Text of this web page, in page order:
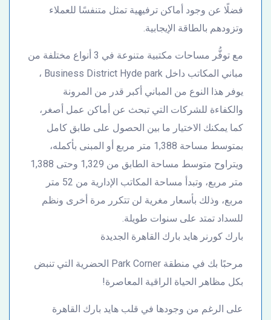
فضلًا عن وجود أماكن ترفيهية تمثل متنفسًا للعملاء
وتزودهم بالطاقة الإيجابية.
مع توفُّر مساحات مكتبية متنوعة في 3 أنواع مختلفة من
مباني المكاتب داخل Business District Hyde park ،
يوفر هذا النوع من المباني أكبر قدر من المرونة
والكفاءة للشركات التي تبحث عن أماكن عمل أصغر،
كما يمكنك الاختيار ما بين الحصول على طابق كامل
بمتوسط مساحة 1,388 متر مربع أو المبنى بأكمله،
ويتراوح متوسط مساحة الطابق من 1,329 وحتى 1,388
متر مربع، وتبدأ مساحة المكاتب الإدارية من 52 متر
مربع، وذلك بأسعار مغرية لن تتكرر مرة أخرى ونظم
للسداد تمتد على سنوات طويلة.
بارك كورنر هايد بارك القاهرة الجديدة
مرحبًا بك في منطقة Park Corner الحضرية التي تنبض
بكل مظاهر الحياة الراقية المعاصرة!
على الرغم من وجودها في قلب هايد بارك القاهرة